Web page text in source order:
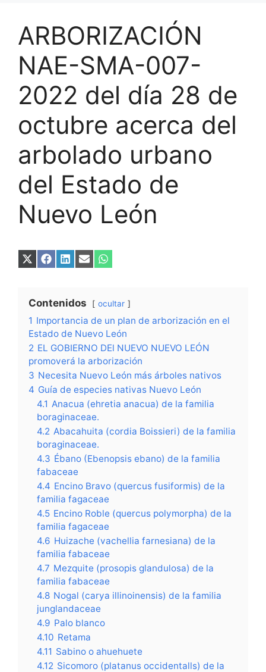
ARBORIZACIÓN
NAE-SMA-007-
2022 del día 28 de
octubre acerca del
arbolado urbano
del Estado de
Nuevo León
Compartir
Compartir
Compartir
Compartir
Compartir
Contenidos
ocultar
1 Importancia de un plan de arborización en el
Estado de Nuevo León
2 EL GOBIERNO DEl NUEVO NUEVO LEÓN
promoverá la arborización
3 Necesita Nuevo León más árboles nativos
4 Guía de especies nativas Nuevo León
4.1 Anacua (ehretia anacua) de la familia
boraginaceae.
4.2 Abacahuita (cordia Boissieri) de la familia
boraginaceae.
4.3 Ébano (Ebenopsis ebano) de la familia
fabaceae
4.4 Encino Bravo (quercus fusiformis) de la
familia fagaceae
4.5 Encino Roble (quercus polymorpha) de la
familia fagaceae
4.6 Huizache (vachellia farnesiana) de la
familia fabaceae
4.7 Mezquite (prosopis glandulosa) de la
familia fabaceae
4.8 Nogal (carya illinoinensis) de la familia
junglandaceae
4.9 Palo blanco
4.10 Retama
4.11 Sabino o ahuehuete
4.12 Sicomoro (platanus occidentalls) de la